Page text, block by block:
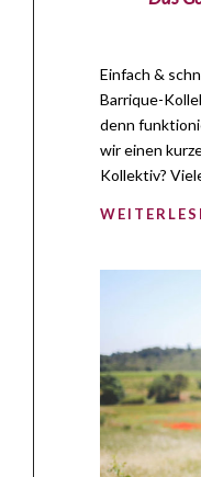
Einfach &
Barrique-
denn
wir einen
Kollektiv?